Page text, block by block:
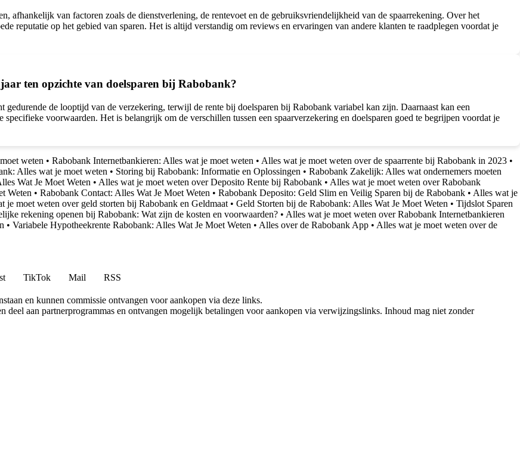
afhankelijk van factoren zoals de dienstverlening, de rentevoet en de gebruiksvriendelijkheid van de spaarrekening. Over het
reputatie op het gebied van sparen. Het is altijd verstandig om reviews en ervaringen van andere klanten te raadplegen voordat je
ten opzichte van doelsparen bij Rabobank?
gedurende de looptijd van de verzekering, terwijl de rente bij doelsparen bij Rabobank variabel kan zijn. Daarnaast kan een
voorwaarden. Het is belangrijk om de verschillen tussen een spaarverzekering en doelsparen goed te begrijpen voordat je
weten • Rabobank Internetbankieren: Alles wat je moet weten • Alles wat je moet weten over de spaarrente bij Rabobank in 2023 •
Alles wat je moet weten • Storing bij Rabobank: Informatie en Oplossingen • Rabobank Zakelijk: Alles wat ondernemers moeten
Wat Je Moet Weten • Alles wat je moet weten over Deposito Rente bij Rabobank • Alles wat je moet weten over Rabobank
Weten • Rabobank Contact: Alles Wat Je Moet Weten • Rabobank Deposito: Geld Slim en Veilig Sparen bij de Rabobank • Alles wat je
je moet weten over geld storten bij Rabobank en Geldmaat • Geld Storten bij de Rabobank: Alles Wat Je Moet Weten • Tijdslot Sparen
rekening openen bij Rabobank: Wat zijn de kosten en voorwaarden? • Alles wat je moet weten over Rabobank Internetbankieren
• Variabele Hypotheekrente Rabobank: Alles Wat Je Moet Weten • Alles over de Rabobank App • Alles wat je moet weten over de
TikTok Mail
RSS
​​en kunnen commissie ontvangen voor aankopen via deze links.
deel aan partnerprogrammas en ontvangen mogelijk betalingen voor aankopen via verwijzingslinks. Inhoud mag niet zonder